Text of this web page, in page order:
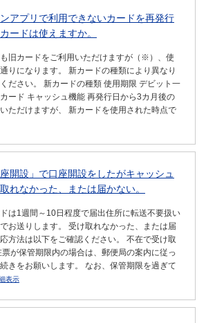
アプリで利用できないカードを再発行
ードは使えますか。
旧カードをご利用いただけますが（※）、使
りになります。 新カードの種類により異なり
ださい。 新カードの種類 使用期限 デビット一
ード キャッシュ機能 再発行日から3カ月後の
ただけますが、 新カードを使用された時点で
座開設」で口座開設をしたがキャッシュ
れなかった、または届かない。
は1週間～10日程度で届出住所に転送不要扱い
お送りします。 受け取れなかった、または届
方法は以下をご確認ください。 不在で受け取
が保管期限内の場合は、郵便局の案内に従っ
きをお願いします。 なお、保管期限を過ぎて
表示